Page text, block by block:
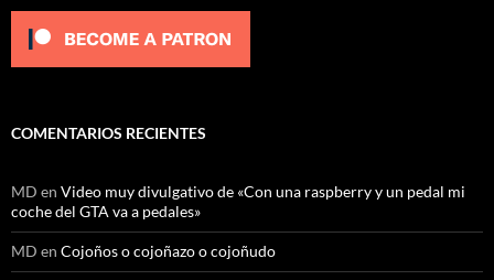
COMENTARIOS RECIENTES
MD en Video muy divulgativo de «Con una raspberry y un pedal mi
coche del GTA va a pedales»
MD en Cojoños o cojoñazo o cojoñudo